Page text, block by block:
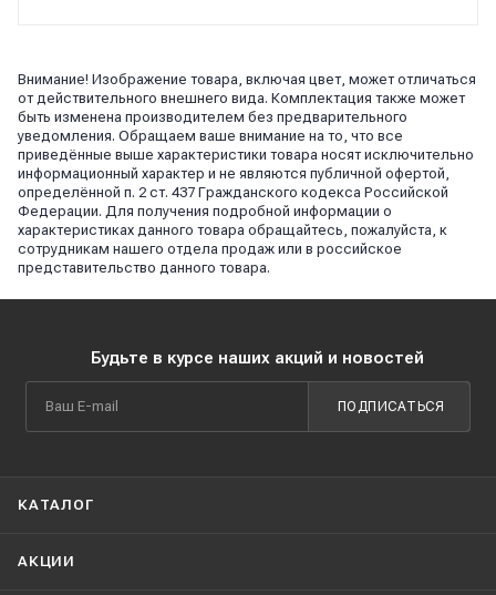
Внимание! Изображение товара, включая цвет, может отличаться
от действительного внешнего вида. Комплектация также может
быть изменена производителем без предварительного
уведомления. Обращаем ваше внимание на то, что все
приведённые выше характеристики товара носят исключительно
информационный характер и не являются публичной офертой,
определённой п. 2 ст. 437 Гражданского кодекса Российской
Федерации. Для получения подробной информации о
характеристиках данного товара обращайтесь, пожалуйста, к
сотрудникам нашего отдела продаж или в российское
представительство данного товара.
Будьте в курсе наших акций и новостей
ПОДПИСАТЬСЯ
КАТАЛОГ
АКЦИИ